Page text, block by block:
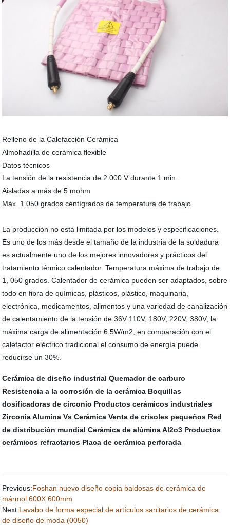
Relleno de la Calefacción Cerámica
Almohadilla de cerámica flexible
Datos técnicos
La tensión de la resistencia de 2.000 V durante 1 min.
Aisladas a más de 5 mohm
Máx. 1.050 grados centígrados de temperatura de trabajo
La producción no está limitada por los modelos y especificaciones.
Es uno de los más desde el tamaño de la industria de la soldadura
es actualmente uno de los mejores innovadores y prácticos del
tratamiento térmico calentador. Temperatura máxima de trabajo de
1, 050 grados. Calentador de cerámica pueden ser adaptados, sobre
todo en fibra de químicas, plásticos, plástico, maquinaria,
electrónica, medicamentos, alimentos y una variedad de canalización
de calentamiento de la tensión de 36V 110V, 180V, 220V, 380V, la
máxima carga de alimentación 6.5W/m2, en comparación con el
calefactor eléctrico tradicional el consumo de energía puede
reducirse un 30%.
Cerámica de diseño industrial Quemador de carburo
Resistencia a la corrosión de la cerámica Boquillas
dosificadoras de circonio Productos cerámicos industriales
Zirconia Alumina Vs Cerámica Venta de crisoles pequeños Red
de distribución mundial Cerámica de alúmina Al2o3 Productos
cerámicos refractarios Placa de cerámica perforada
Previous:Foshan nuevo diseño copia baldosas de cerámica de
mármol 600X 600mm
Next:Lavabo de forma especial de artículos sanitarios de cerámica
de diseño de moda (0050)